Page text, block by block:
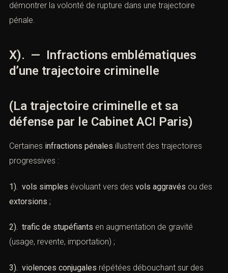
démontrer la volonté de rupture dans une trajectoire
pénale.
X). — Infractions emblématiques
d’une trajectoire criminelle
(La trajectoire criminelle et sa
défense par le Cabinet ACI Paris)
Certaines infractions pénales illustrent des trajectoires
progressives :
1). vols simples évoluant vers des vols aggravés ou des
extorsions ;
2). trafic de stupéfiants en augmentation de gravité
(usage, revente, importation) ;
3). violences conjugales répétées débouchant sur des